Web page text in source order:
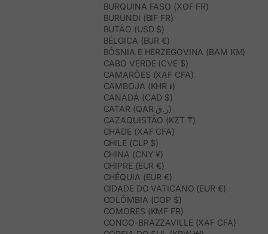
BURQUINA FASO (XOF FR)
BURUNDI (BIF FR)
BUTÃO (USD $)
BÉLGICA (EUR €)
BÓSNIA E HERZEGOVINA (BAM КМ)
CABO VERDE (CVE $)
CAMARÕES (XAF CFA)
CAMBOJA (KHR ៛)
CANADÁ (CAD $)
CATAR (QAR ر.ق)
CAZAQUISTÃO (KZT ₸)
CHADE (XAF CFA)
CHILE (CLP $)
CHINA (CNY ¥)
CHIPRE (EUR €)
CHÉQUIA (EUR €)
CIDADE DO VATICANO (EUR €)
COLÔMBIA (COP $)
COMORES (KMF FR)
CONGO-BRAZZAVILLE (XAF CFA)